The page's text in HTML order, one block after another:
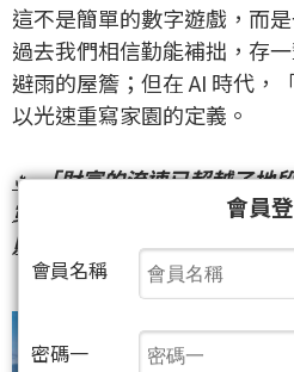
這不是簡單的數字遊戲，而
過去我們相信勤能補拙，存
避雨的屋簷；但在 AI 時代，
以光速重寫家園的定義。
🔥「財富的流速已超越了地
霓虹依舊，矽谷與 Hsinchu
財富交接。」
會員
會員名稱
密碼一